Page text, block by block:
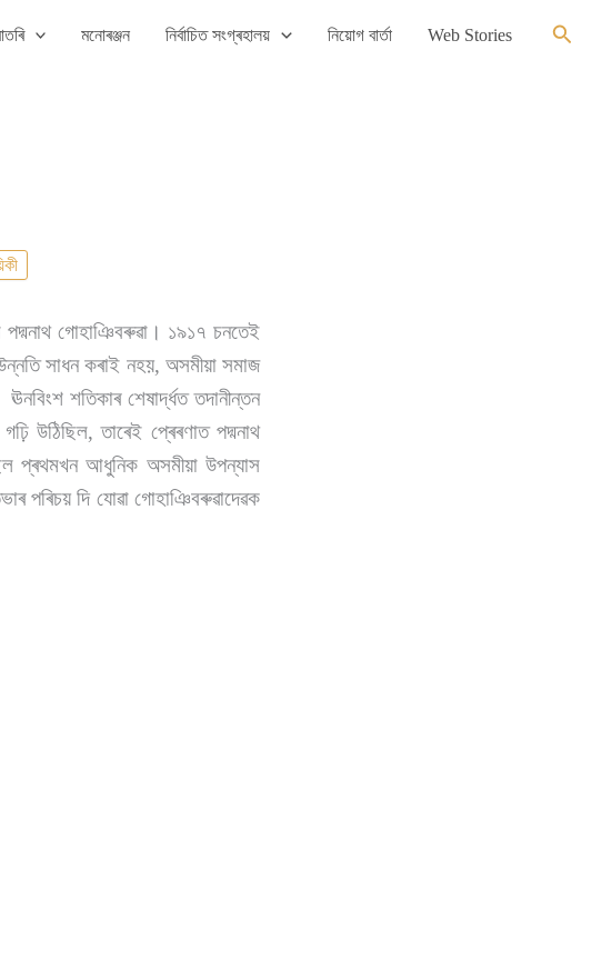
মনোৰঞ্জন নিৰ্বাচিত সংগ্ৰহালয় নিয়োগ বাৰ্তা Web Stories Search
গোহাঞিবৰুৱা। ১৯১৭ চনতেই
সাধন কৰাই নহয়, অসমীয়া সমাজ
শতিকাৰ শেষাৰ্দ্ধত তদানীন্তন
উঠিছিল, তাৰেই প্ৰেৰণাত পদ্মনাথ
প্ৰথমখন আধুনিক অসমীয়া উপন্যাস
পৰিচয় দি যোৱা গোহাঞিবৰুৱাদেৱক